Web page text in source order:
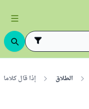
الطلاق إذا قال